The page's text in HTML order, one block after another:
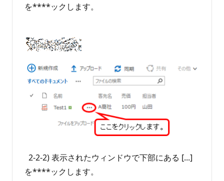
を****ックします。
2-2-2) 表示されたウィンドウで下部にある [...]
を****ックします。